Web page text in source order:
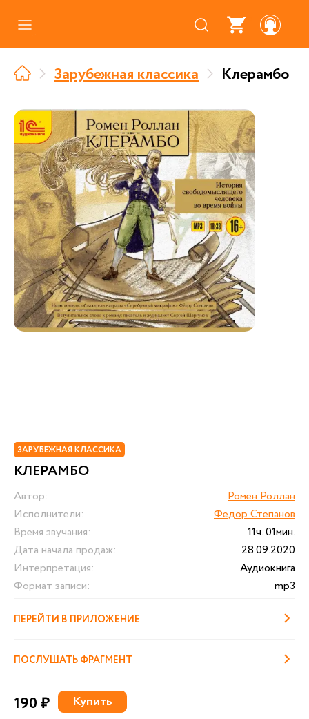
Где купить
Про аудиокниги
О нас
Партнерам
Зарубежная классика Клерамбо
ЗАРУБЕЖНАЯ КЛАССИКА
КЛЕРАМБО
Автор:
Ромен Роллан
Исполнители:
Федор Степанов
Время звучания:
11ч. 01мин.
Дата начала продаж:
28.09.2020
Интерпретация:
Аудиокнига
Формат записи:
mp3
ПЕРЕЙТИ В ПРИЛОЖЕНИЕ
ПОСЛУШАТЬ ФРАГМЕНТ
190 ₽ Купить